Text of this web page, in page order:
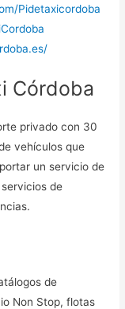
Pidetaxicordoba
Córdoba
privado con 30
vehículos que
un servicio de
de
de
Non Stop, flotas